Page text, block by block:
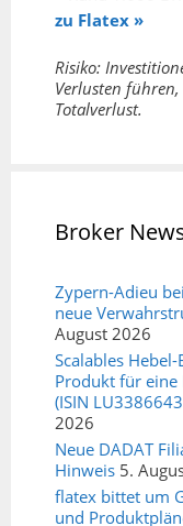
zu Flatex »
Risiko:
Verlusten
Totalverlust.
Broker
Zypern-Adieu
neue
August 2026
Scalables Hebel-
Produkt für eine
(ISIN
2026
Neue DADAT
Hinweis 5.
flatex bittet um
und